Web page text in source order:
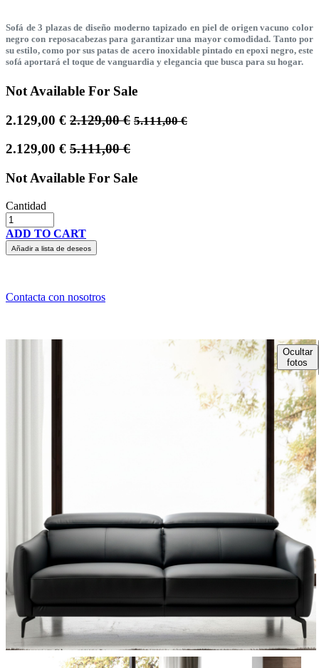
Sofá de 3 plazas de diseño moderno tapizado en piel de origen vacuno color
negro con reposacabezas para garantizar una mayor comodidad. Tanto por
su estilo, como por sus patas de acero inoxidable pintado en epoxi negro, este
sofá aportará el toque de vanguardia y elegancia que busca para su hogar.
Not Available For Sale
2.129,00 € 2.129,00€ 5.111,00€
2.129,00 € 5.111,00€
Not Available For Sale
Cantidad
ADD TO CART
Añadir a lista de deseos
Contacta con nosotros
Ocultar
fotos